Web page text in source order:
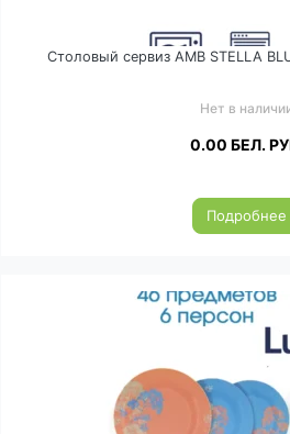
Столовый сервиз AMB STELLA
Нет в
0.00 БЕЛ.
Подробнее